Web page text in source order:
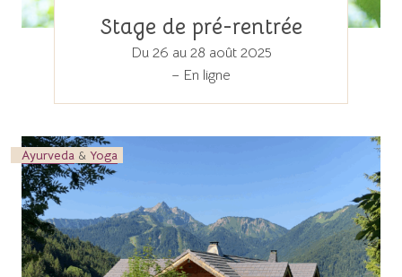
Stage de pré-rentrée
Du 26 au 28 août 2025
– En ligne
Ayurveda & Yoga